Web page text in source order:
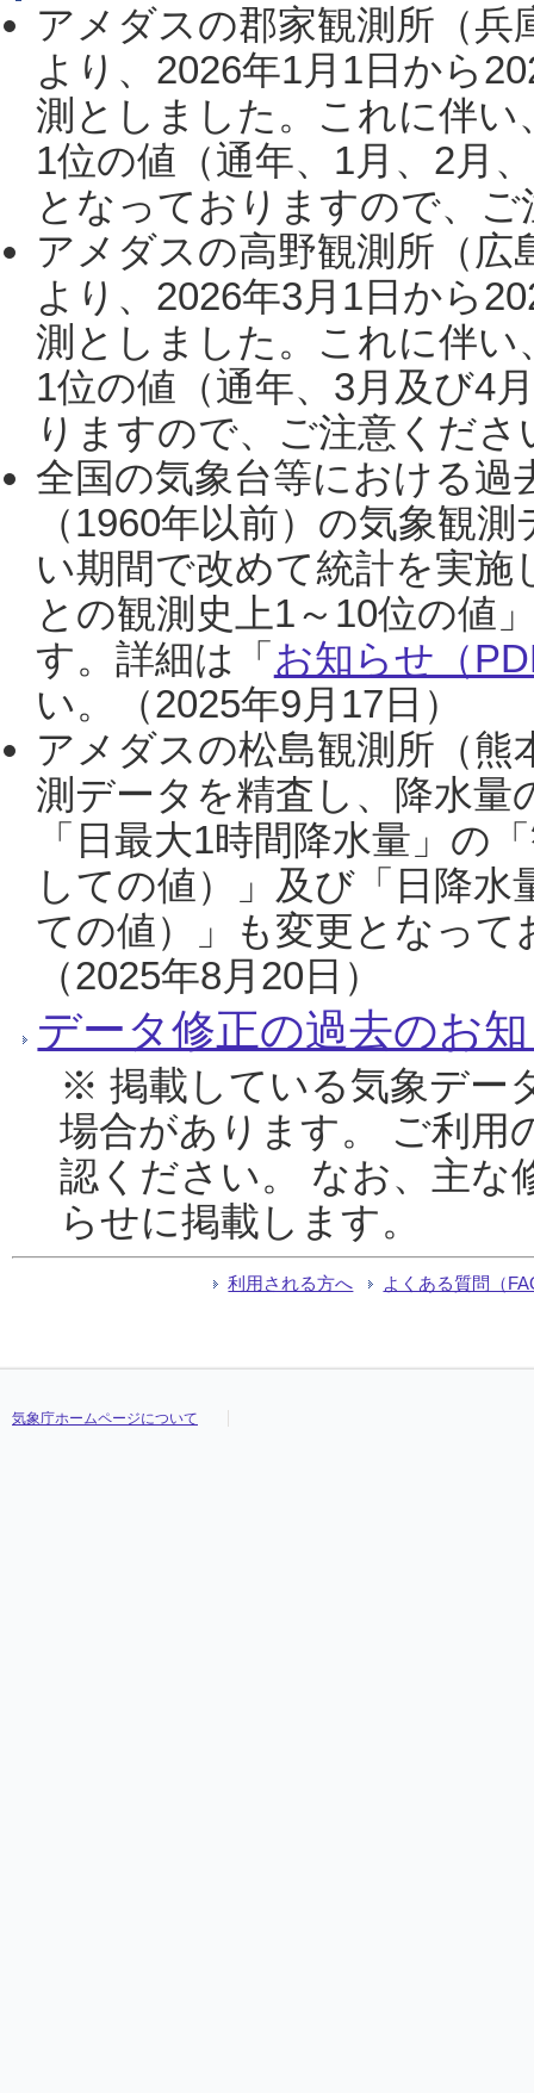
アメダスの郡家観測所（
より、2026年1月1日から
測としました。これに伴い
1位の値（通年、1月、2月
となっておりますので、
アメダスの高野観測所（
より、2026年3月1日から
測としました。これに伴い
1位の値（通年、3月及び4
りますので、ご注意くだ
全国の気象台等における過
（1960年以前）の気象観
い期間で改めて統計を実
との観測史上1～10位の値
す。詳細は「 お知らせ（
い。（2025年9月17日）
アメダスの松島観測所（熊
測データを精査し、降水
「日最大1時間降水量」の
しての値）」及び「日降
ての値）」も変更となっ
（2025年8月20日）
データ修正の過去のお
※ 掲載している気象デー
場合があります。 ご利用
認ください。 なお、主な
らせに掲載します。
利用される方へ よくある質問（
気象庁ホームページについて